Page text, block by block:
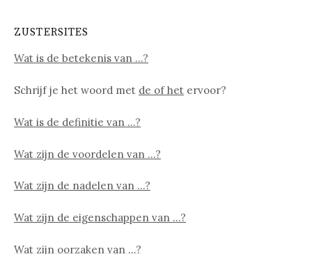
ZUSTERSITES
Wat is de betekenis van …?
Schrijf je het woord met de of het ervoor?
Wat is de definitie van …?
Wat zijn de voordelen van …?
Wat zijn de nadelen van …?
Wat zijn de eigenschappen van …?
Wat zijn oorzaken van …?